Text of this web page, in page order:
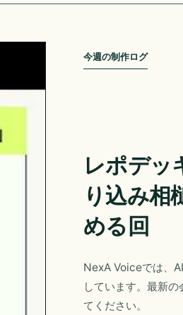
今週の制作ログ
レポデッ
り込み相
める回
NexA Voiceでは、
しています。最新
てください。